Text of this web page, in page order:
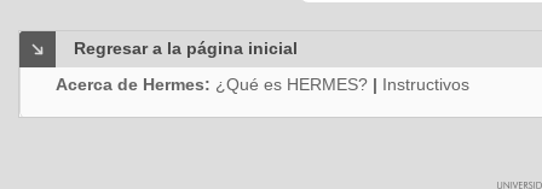
Regresar a la página inicial
Acerca de Hermes: ¿Qué es HERMES? | Instructivos